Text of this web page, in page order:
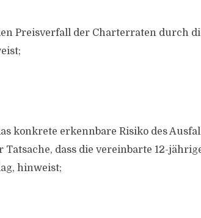
Preisverfall der Charterraten durch
konkrete erkennbare Risiko des
Tatsache, dass die vereinbarte 12-
hinweist;